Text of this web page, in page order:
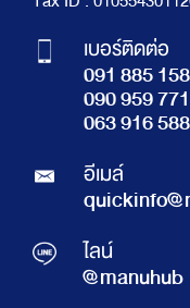
เบอร์ติดต่อ
091 885
090 959
063 916
อีเมล์
ไลน์
@manuhub